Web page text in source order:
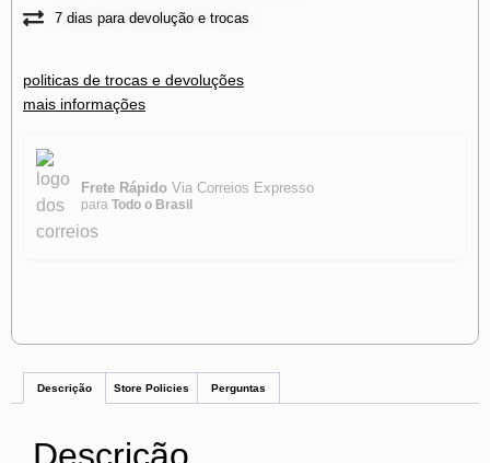
7 dias para devolução e trocas
politicas de trocas e devoluções
mais informações
Frete Rápido Via Correios Expresso
para Todo o Brasil
Descrição Store Policies Perguntas